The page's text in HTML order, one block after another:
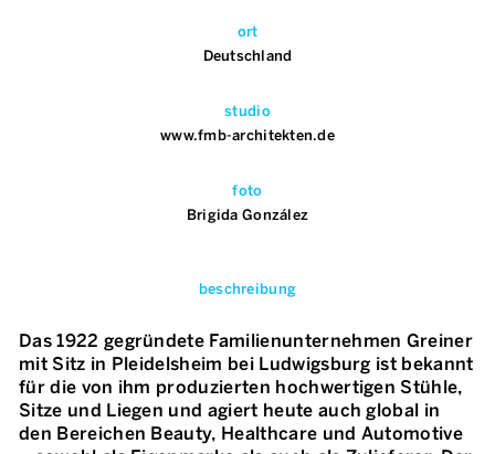
ort
Deutschland
studio
www.fmb-architekten.de
foto
Brigida González
beschreibung
Das 1922 gegründete Familienunternehmen Greiner
mit Sitz in Pleidelsheim bei Ludwigsburg ist bekannt
für die von ihm produzierten hochwertigen Stühle,
Sitze und Liegen und agiert heute auch global in
den Bereichen Beauty, Healthcare und Automotive